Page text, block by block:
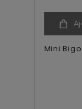
Mini